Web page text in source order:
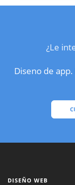
¿Le
Diseno de
DISEÑO WEB